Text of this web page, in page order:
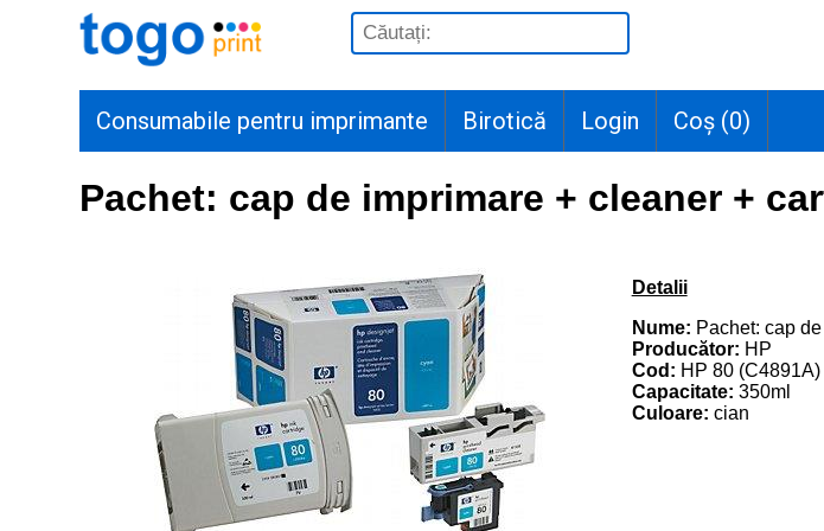
Consumabile pentru imprimante Birotică Login Coș (0)
Pachet: cap de imprimare + cleaner +
Detalii
Nume: Pachet: cap
Producător: HP
Cod: HP 80 (C4891A)
Capacitate: 350ml
Culoare: cian